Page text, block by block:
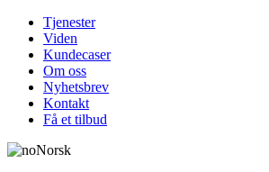
Tjenester
Viden
Kundecaser
Om oss
Nyhetsbrev
Kontakt
Få et tilbud
Norsk